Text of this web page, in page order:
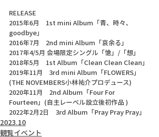
RELEASE
2015年6月　1st mini Album「青、時々、
goodbye」
2016年7月　2nd mini Album「哀余る」
2017年4/5月 会場限定シングル「愴」/「想」
2018年5月　1st Album「Clean Clean Clean」
2019年11月　3rd mini Album「FLOWERS」
(THE NOVEMBERS小林祐介プロデュース)
2020年11月　2nd Album「Four For
Fourteen」(自主レーベル設立後初作品 )
2022年2月2日　3rd Album「Pray Pray Pray」
2023.10
観覧イベント